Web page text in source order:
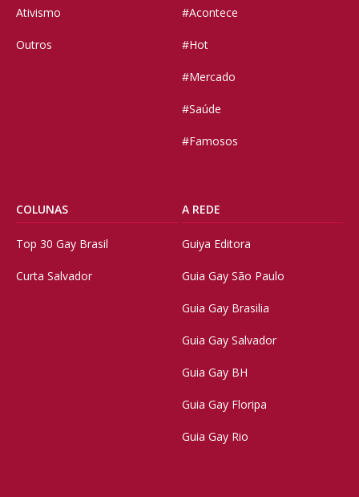
Ativismo
Outros
#Acontece
#Hot
#Mercado
#Saúde
#Famosos
COLUNAS
Top 30 Gay Brasil
Curta Salvador
A REDE
Guiya Editora
Guia Gay São Paulo
Guia Gay Brasilia
Guia Gay Salvador
Guia Gay BH
Guia Gay Floripa
Guia Gay Rio